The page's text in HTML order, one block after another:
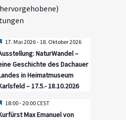
Hervorgehoben
17. Mai 2026- 18. Oktober 2026
NaturWandel –
Geschichte des Dachauer
in Heimatmuseum
– 17.5.- 18.10.2026
Hervorgehoben
18:00-20:00 CEST
Max Emanuel von